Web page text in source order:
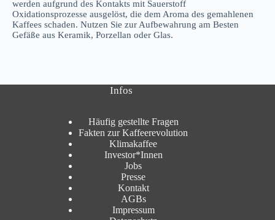
werden aufgrund des Kontakts mit Sauerstoff
Oxidationsprozesse ausgelöst, die dem Aroma des gemahlenen
Kaffees schaden. Nutzen Sie zur Aufbewahrung am Besten
Gefäße aus Keramik, Porzellan oder Glas.
Infos
Häufig gestellte Fragen
Fakten zur Kaffeerevolution
Klimakaffee
Investor*Innen
Jobs
Presse
Kontakt
AGBs
Impressum